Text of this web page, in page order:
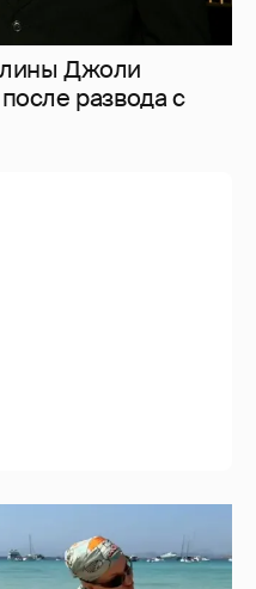
Джоли
развода с
Собчак с